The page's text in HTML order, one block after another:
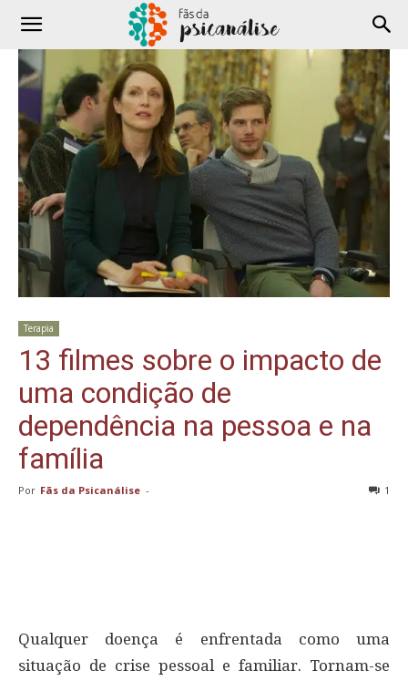
Terapia
13 filmes sobre o impacto de
uma condição de
dependência na pessoa e na
família
Por Fãs da Psicanálise - 1
Qualquer doença é enfrentada como uma
situação de crise pessoal e familiar. Tornam-se